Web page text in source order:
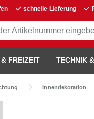
schnelle Lieferung
FREIZEIT TECHNIK
Innendekoration